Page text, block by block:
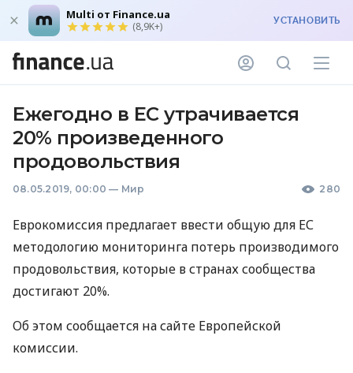
Multi от Finance.ua
(8,9K+) УСТАНОВИТЬ
Ежегодно в ЕС утрачивается
20% произведенного
продовольствия
08.05.2019, 00:00 — Мир 280
Еврокомиссия предлагает ввести общую для ЕС
методологию мониторинга потерь производимого
продовольствия, которые в странах сообщества
достигают 20%.
Об этом сообщается на сайте Европейской
комиссии.